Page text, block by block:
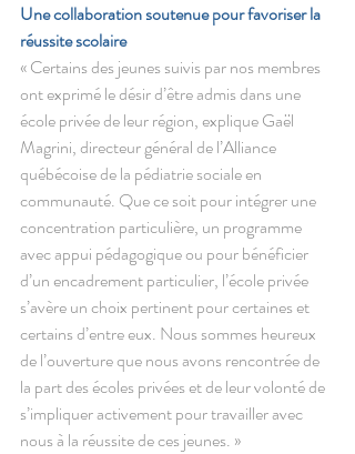
Une collaboration soutenue pour favoriser la
réussite scolaire
« Certains des jeunes suivis par nos membres
ont exprimé le désir d’être admis dans une
école privée de leur région, explique Gaël
Magrini, directeur général de l’Alliance
québécoise de la pédiatrie sociale en
communauté. Que ce soit pour intégrer une
concentration particulière, un programme
avec appui pédagogique ou pour bénéficier
d’un encadrement particulier, l’école privée
s’avère un choix pertinent pour certaines et
certains d’entre eux. Nous sommes heureux
de l’ouverture que nous avons rencontrée de
la part des écoles privées et de leur volonté de
s’impliquer activement pour travailler avec
nous à la réussite de ces jeunes. »